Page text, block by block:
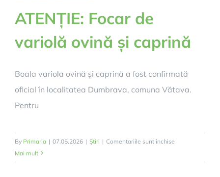
ATENȚIE: Focar de
variolă ovină și caprină
Boala variola ovină și caprină a fost confirmată
oficial în localitatea Dumbrava, comuna Vătava.
Pentru
By Primaria | 07.05.2026 | Știri | Comentariile sunt închise
Focar
Mai mult